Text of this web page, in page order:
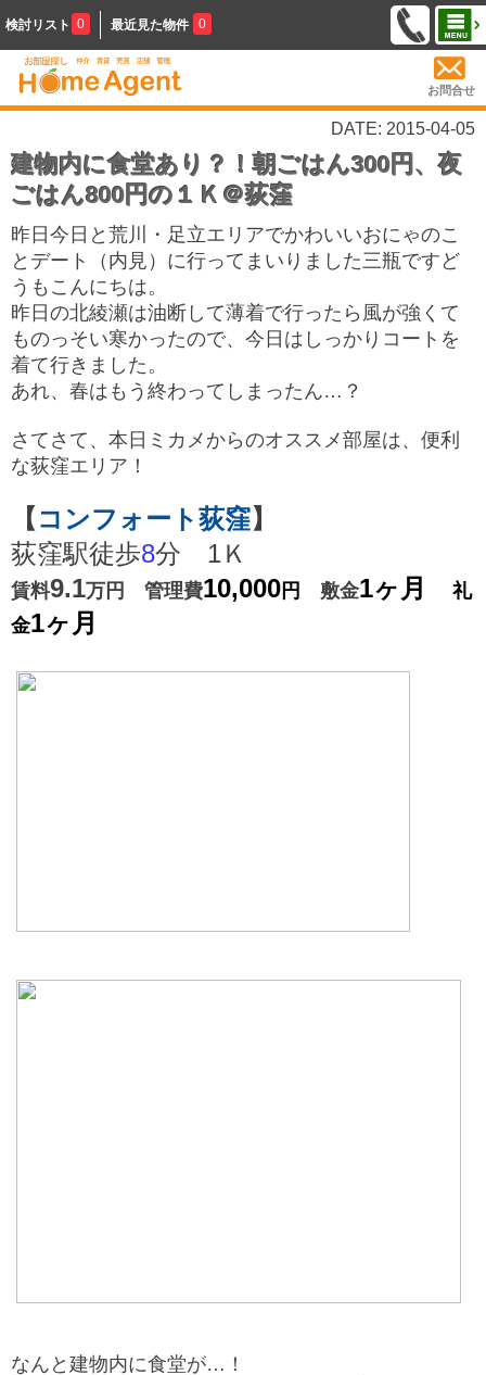
検討リスト 0 最近見た物件 0
お問合せ
DATE: 2015-04-05
建物内に食堂あり？！朝ごはん300円、夜
ごはん800円の１Ｋ＠荻窪
昨日今日と荒川・足立エリアでかわいいおにゃのこ
とデート（内見）に行ってまいりました三瓶ですど
うもこんにちは。
昨日の北綾瀬は油断して薄着で行ったら風が強くて
ものっそい寒かったので、今日はしっかりコートを
着て行きました。
あれ、春はもう終わってしまったん…？
さてさて、本日ミカメからのオススメ部屋は、便利
な荻窪エリア！
【 コンフォート荻窪】
荻窪駅徒歩8分 1Ｋ
賃料9.1万円 管理費10,000 円 敷金1ヶ月
礼
金1ヶ月
なんと建物内に食堂が…！